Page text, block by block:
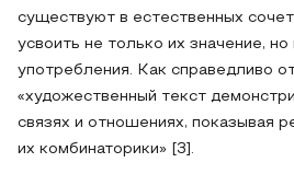
существуют в естественных
усвоить не только их значение, но
употребления. Как справедливо
«художественный текст
связях и отношениях, показывая
их комбинаторики» [3].